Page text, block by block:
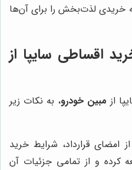
خریدی لذت‌بخش را برای آن‌ها
اقساطی سایپا از
از مبین خودرو، به نکات زیر
امضای قرارداد، شرایط خرید
کرده و از تمامی جزئیات آن